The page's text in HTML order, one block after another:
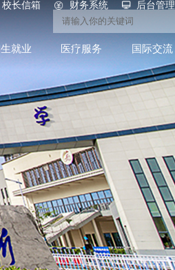
校长信箱 财务系统 后台管理
就业 医疗服务 国际交流